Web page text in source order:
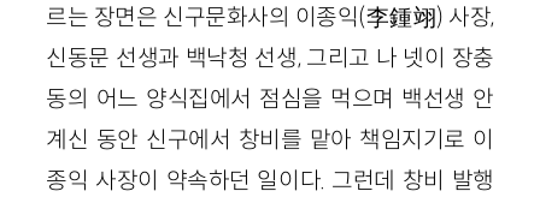
르는 장면은 신구문화사의 이종익(李鍾翊) 사장,
신동문 선생과 백낙청 선생, 그리고 나 넷이 장충
동의 어느 양식집에서 점심을 먹으며 백선생 안
계신 동안 신구에서 창비를 맡아 책임지기로 이
종익 사장이 약속하던 일이다. 그런데 창비 발행